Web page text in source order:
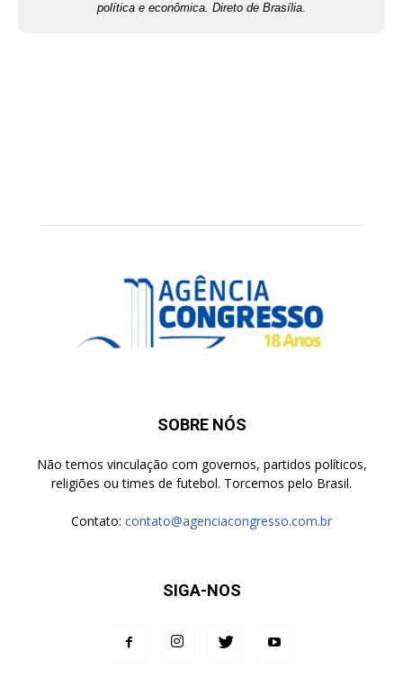
política e econômica. Direto de Brasília.
SOBRE NÓS
Não temos vinculação com governos, partidos políticos,
religiões ou times de futebol. Torcemos pelo Brasil.
Contato: contato@agenciacongresso.com.br
SIGA-NOS